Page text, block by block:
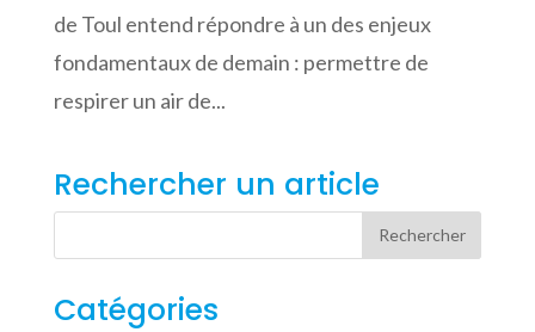
de Toul entend répondre à un des enjeux
fondamentaux de demain : permettre de
respirer un air de...
Rechercher un article
Catégories